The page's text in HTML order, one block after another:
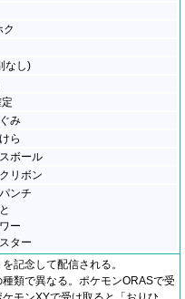
ク
なし)
み
ら
ボール
リボン
ンチ
ー
ター
記念して配信される。
類で異なる。ポケモンORASで受